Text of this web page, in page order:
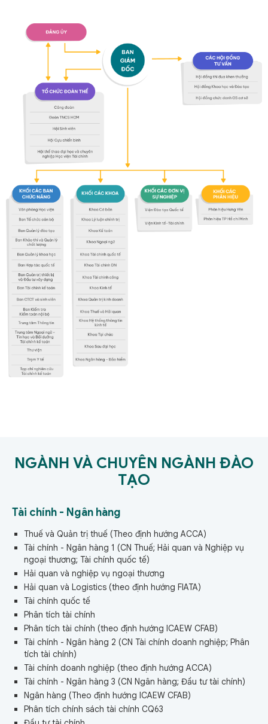
NGÀNH VÀ CHUYÊN NGÀNH ĐÀO
TẠO
Tài chính - Ngân hàng
Thuế và Quản trị thuế (Theo định hướng ACCA)
Tài chính - Ngân hàng 1 (CN Thuế; Hải quan và Nghiệp vụ
ngoại thương; Tài chính quốc tế)
Hải quan và nghiệp vụ ngoại thương
Hải quan và Logistics (theo định hướng FIATA)
Tài chính quốc tế
Phân tích tài chính
Phân tích tài chính (theo định hướng ICAEW CFAB)
Tài chính - Ngân hàng 2 (CN Tài chính doanh nghiệp; Phân
tích tài chính)
Tài chính doanh nghiệp (theo định hướng ACCA)
Tài chính - Ngân hàng 3 (CN Ngân hàng; Đầu tư tài chính)
Ngân hàng (Theo định hướng ICAEW CFAB)
Phân tích chính sách tài chính CQ63